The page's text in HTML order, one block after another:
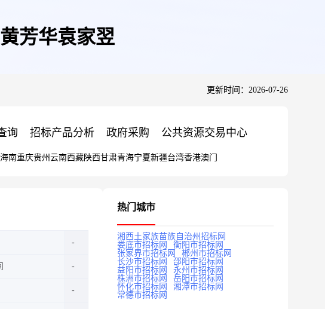
芳华袁家翌
更新时间：2026-07-26
询 招标产品分析 政府采购 公共资源交易中心
海南重庆贵州 云南西藏陕西甘肃青海宁夏新疆台湾香港澳门
热门城市
湘西土家族苗族自治州招标网
娄底市招标网
衡阳市招标网
张家界市招标网
郴州市招标网
长沙市招标网
邵阳市招标网
益阳市招标网
永州市招标网
株洲市招标网
岳阳市招标网
怀化市招标网
湘潭市招标网
常德市招标网